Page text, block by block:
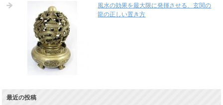
風水の効果を最大限に発揮させる、玄関の
龍の正しい置き方
最近の投稿